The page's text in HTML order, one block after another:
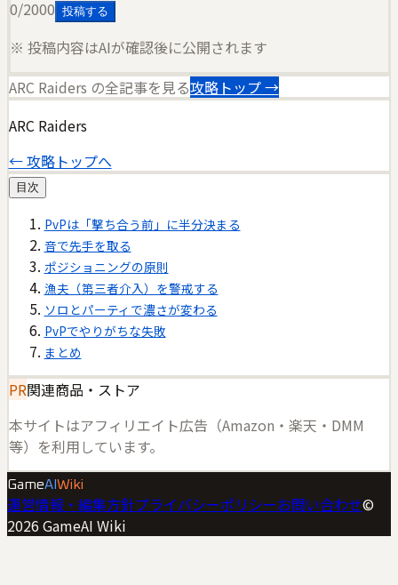
0/2000 投稿する
※ 投稿内容はAIが確認後に公開されます
ARC Raiders の全記事を見る攻略トップ →
ARC Raiders
← 攻略トップへ
目次
PvPは「撃ち合う前」に半分決まる
音で先手を取る
ポジショニングの原則
漁夫（第三者介入）を警戒する
ソロとパーティで濃さが変わる
PvPでやりがちな失敗
まとめ
PR関連商品・ストア
本サイトはアフィリエイト広告（Amazon・楽天・DMM
等）を利用しています。
GameAI Wiki
運営情報・編集方針プライバシーポリシーお問い合わせ©
2026 GameAI Wiki